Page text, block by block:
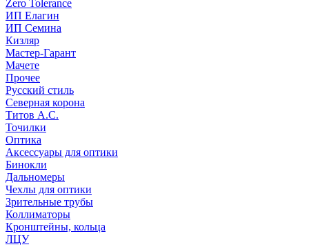
Zero Tolerance
ИП Елагин
ИП Семина
Кизляр
Мастер-Гарант
Мачете
Прочее
Русский стиль
Северная корона
Титов А.С.
Точилки
Оптика
Аксессуары для оптики
Бинокли
Дальномеры
Чехлы для оптики
Зрительные трубы
Коллиматоры
Кронштейны, кольца
ЛЦУ